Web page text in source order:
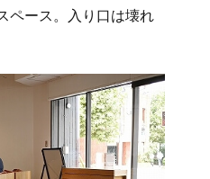
ペース。入り口は壊れ